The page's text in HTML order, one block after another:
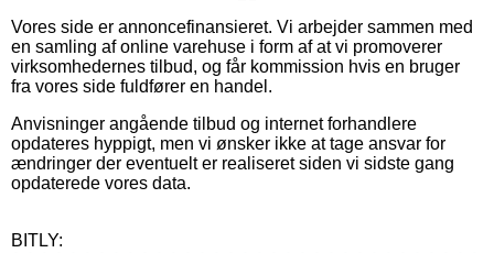
Vores side er annoncefinansieret. Vi arbejder sammen med
en samling af online varehuse i form af at vi promoverer
virksomhedernes tilbud, og får kommission hvis en bruger
fra vores side fuldfører en handel.
Anvisninger angående tilbud og internet forhandlere
opdateres hyppigt, men vi ønsker ikke at tage ansvar for
ændringer der eventuelt er realiseret siden vi sidste gang
opdaterede vores data.
BITLY: